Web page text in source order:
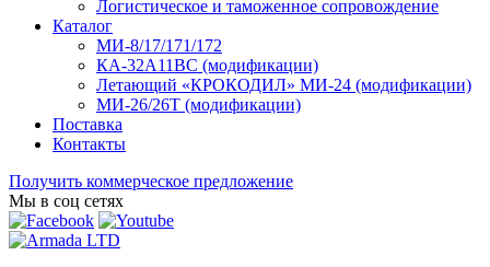
Логистическое и таможенное сопровождение
Каталог
МИ-8/17/171/172
КА-32А11ВС (модификации)
Летающий «КРОКОДИЛ» МИ-24 (модификации)
МИ-26/26Т (модификации)
Поставка
Контакты
Получить коммерческое предложение
Мы в соц сетях